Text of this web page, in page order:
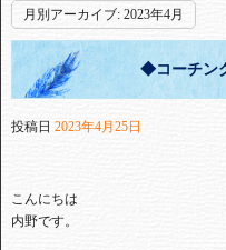
月別アーカイブ: 2023年4月
◆コーチン
投稿日 2023年4月25日
こんにちは
内野です。